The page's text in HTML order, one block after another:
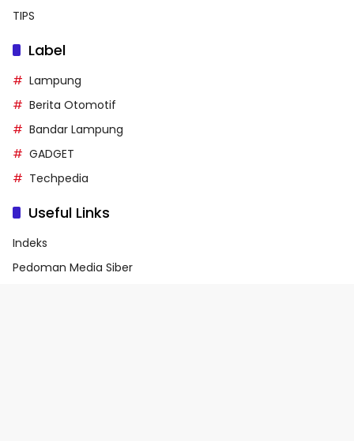
TIPS
Label
Lampung
Berita Otomotif
Bandar Lampung
GADGET
Techpedia
Useful Links
Indeks
Pedoman Media Siber